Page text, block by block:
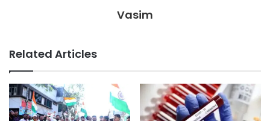
Vasim
Related Articles